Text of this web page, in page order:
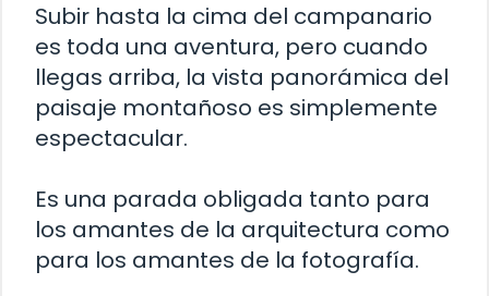
Subir hasta la cima del campanario
es toda una aventura, pero cuando
llegas arriba, la vista panorámica del
paisaje montañoso es simplemente
espectacular.
Es una parada obligada tanto para
los amantes de la arquitectura como
para los amantes de la fotografía.